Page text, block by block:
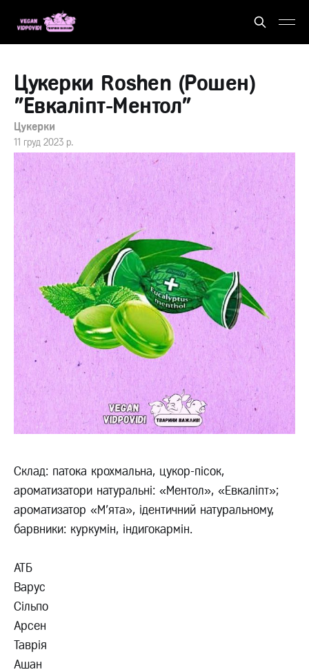
Цукерки Roshen (Рошен)
"Евкаліпт-Ментол"
Цукерки
11 груд 2023 р.
Склад: патока крохмальна, цукор-пісок,
ароматизатори натуральні: «Ментол», «Евкаліпт»;
ароматизатор «М'ята», ідентичний натуральному,
барвники: куркумін, індигокармін.
АТБ
Варус
Сільпо
Арсен
Таврія
Ашан